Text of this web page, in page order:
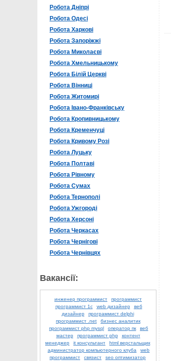
Робота Дніпрі
Робота Одесі
Робота Харкові
Робота Запоріжжі
Робота Миколаєві
Робота Хмельницькому
Робота Білій Церкві
Робота Вінниці
Робота Житомирі
Робота Івано-Франківську
Робота Кропивницькому
Робота Кременчуці
Робота Кривому Розі
Робота Луцьку
Робота Полтаві
Робота Рівному
Робота Сумах
Робота Тернополі
Робота Ужгороді
Робота Херсоні
Робота Черкасах
Робота Чернігові
Робота Чернівцях
Вакансії:
инженер программист
программист
программист 1с
web дизайнер
веб
дизайнер
программист delphi
программист .net
бизнес аналитик
программист php mysql
оператор пк
веб
мастер
программист php
контент
менеджер
it консультант
html верстальщик
администратор компьютерного клуба
web
программист
связист
seo оптимизатор